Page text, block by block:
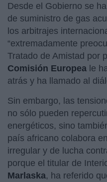
Desde el Gobierno se
de suministro de gas
los arbitrajes
“extremadamente
Tratado de Amistad por
Comisión Europea le
atrás y ha llamado al
Sin embargo, las
no sólo pueden
energéticos, sino
país africano colabora
irregular y de lucha
porque el titular de
Marlaska, ha referido